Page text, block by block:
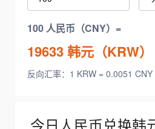
100 人民币（CNY）=
19633韩元（KRW）
反向汇率：1 KRW = 0.0051 CNY